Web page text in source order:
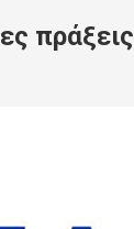
πράξεις